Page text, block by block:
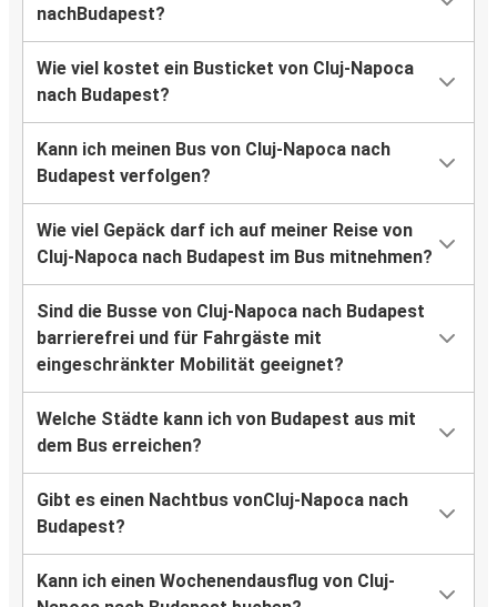
nachBudapest?
Wie viel kostet ein Busticket von Cluj-Napoca
nach Budapest?
Kann ich meinen Bus von Cluj-Napoca nach
Budapest verfolgen?
Wie viel Gepäck darf ich auf meiner Reise von
Cluj-Napoca nach Budapest im Bus mitnehmen?
Sind die Busse von Cluj-Napoca nach Budapest
barrierefrei und für Fahrgäste mit
eingeschränkter Mobilität geeignet?
Welche Städte kann ich von Budapest aus mit
dem Bus erreichen?
Gibt es einen Nachtbus vonCluj-Napoca nach
Budapest?
Kann ich einen Wochenendausflug von Cluj-